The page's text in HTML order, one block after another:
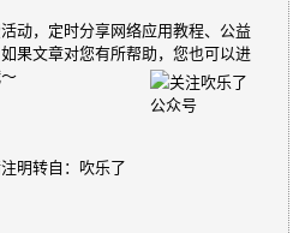
动，定时分享网络应用教程、公益
果文章对您有所帮助，您也可以进
明转自：吹乐了